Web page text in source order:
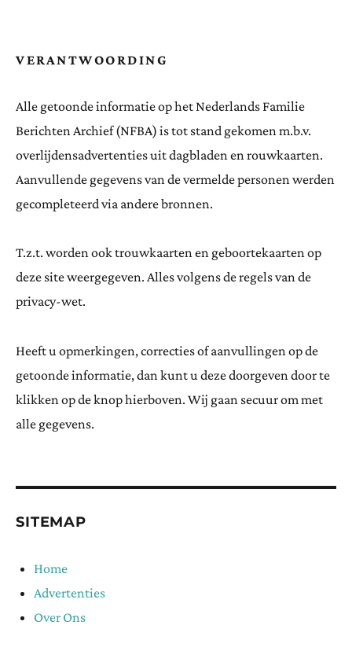
VERANTWOORDING
Alle getoonde informatie op het Nederlands Familie
Berichten Archief (NFBA) is tot stand gekomen m.b.v.
overlijdensadvertenties uit dagbladen en rouwkaarten.
Aanvullende gegevens van de vermelde personen werden
gecompleteerd via andere bronnen.
T.z.t. worden ook trouwkaarten en geboortekaarten op
deze site weergegeven. Alles volgens de regels van de
privacy-wet.
Heeft u opmerkingen, correcties of aanvullingen op de
getoonde informatie, dan kunt u deze doorgeven door te
klikken op de knop hierboven. Wij gaan secuur om met
alle gegevens.
SITEMAP
Home
Advertenties
Over Ons